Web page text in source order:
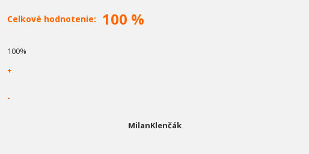
Celkové hodnotenie: 100 %
100%
+
-
MilanKlenčák